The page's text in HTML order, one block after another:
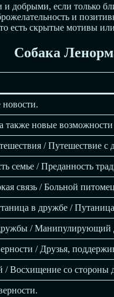
добрыми, если только
и
есть скрытые мотивы
Собака
также новые
/ Путешествие с
семье / Преданность
связь / Больной
в дружбе /
/ Манипулирующий
/ Друзья,
/ Восхищение со стороны